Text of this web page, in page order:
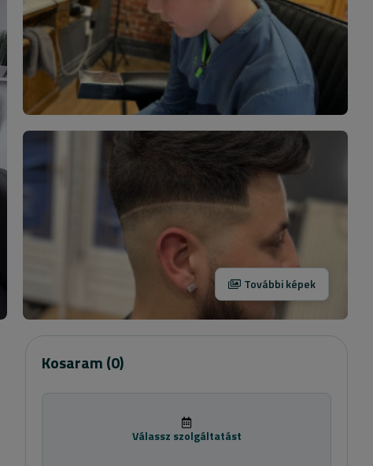
További képek
Kosaram(0)
Válassz szolgáltatást